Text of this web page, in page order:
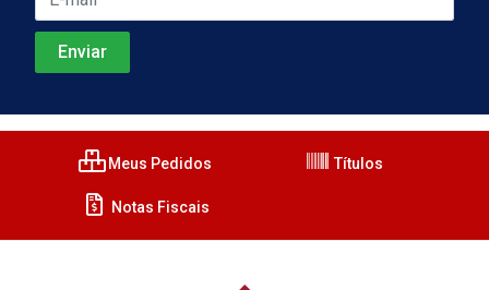
Meus Pedidos Títulos
Notas Fiscais